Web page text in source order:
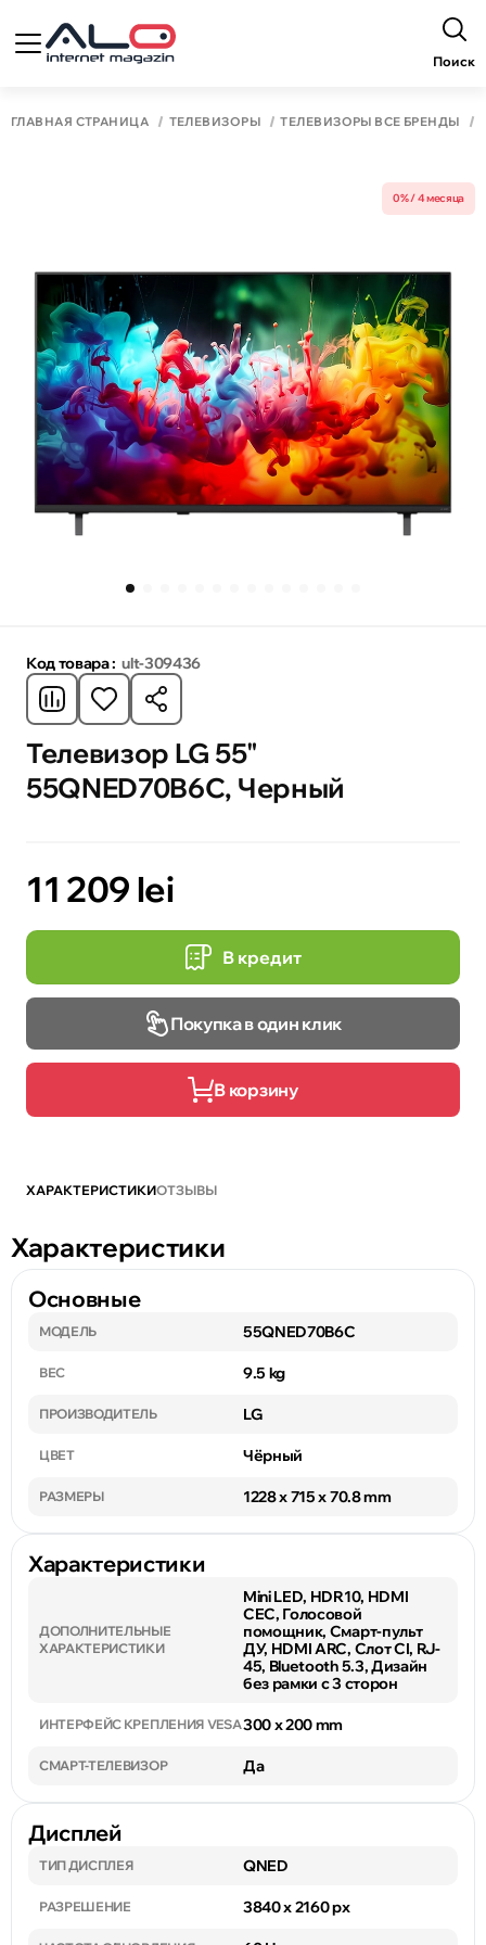
Поиск
ГЛАВНАЯ СТРАНИЦА ТЕЛЕВИЗОРЫ ТЕЛЕВИЗОРЫ ВСЕ БРЕНДЫ
0% / 4 месяца
Код товара : ult-309436
Телевизор LG 55"
55QNED70B6C, Черный
11 209 lei
В кредит
Покупка в один клик
В корзину
ХАРАКТЕРИСТИКИОТЗЫВЫ
Характеристики
Основные
МОДЕЛЬ 55QNED70B6C
ВЕС 9.5 kg
ПРОИЗВОДИТЕЛЬ LG
ЦВЕТ Чёрный
РАЗМЕРЫ 1228 x 715 x 70.8 mm
Характеристики
ДОПОЛНИТЕЛЬНЫЕ
ХАРАКТЕРИСТИКИ
Mini LED, HDR10, HDMI
CEC, Голосовой
помощник, Смарт-пульт
ДУ, HDMI ARC, Слот CI, RJ-
45, Bluetooth 5.3, Дизайн
без рамки с 3 сторон
ИНТЕРФЕЙС КРЕПЛЕНИЯ VESA300 x 200 mm
СМАРТ-ТЕЛЕВИЗОР Да
Дисплей
ТИП ДИСПЛЕЯ QNED
РАЗРЕШЕНИЕ 3840 x 2160 px